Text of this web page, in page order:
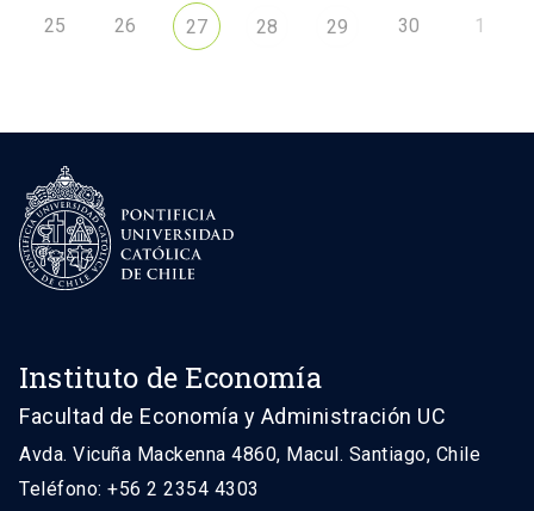
25 26 27 28 29 30 1
Instituto de Economía
Facultad de Economía y Administración UC
Avda. Vicuña Mackenna 4860, Macul. Santiago, Chile
Teléfono: +56 2 2354 4303